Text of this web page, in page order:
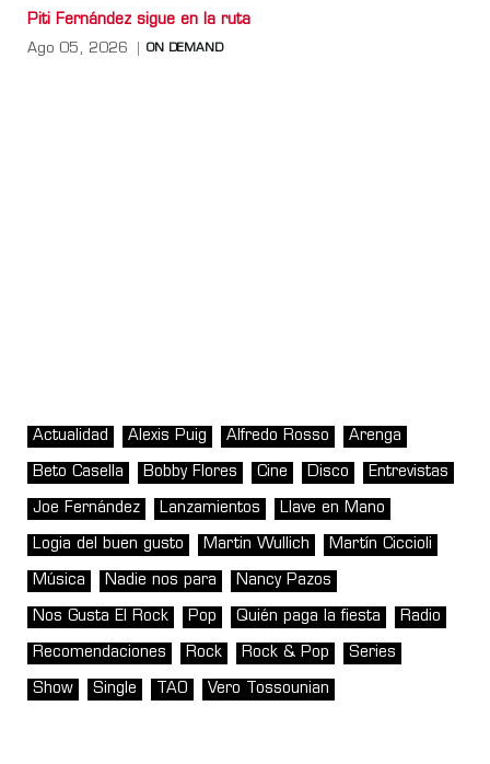
Piti Fernández sigue en la ruta
Ago 05, 2026 ON DEMAND
Actualidad Alexis Puig Alfredo Rosso Arenga
Beto Casella Bobby Flores Cine Disco Entrevistas
Joe Fernández Lanzamientos Llave en Mano
Logia del buen gusto Martin Wullich Martín Ciccioli
Música Nadie nos para Nancy Pazos
Nos Gusta El Rock Pop Quién paga la fiesta Radio
Recomendaciones Rock Rock & Pop Series
Show Single TAO Vero Tossounian